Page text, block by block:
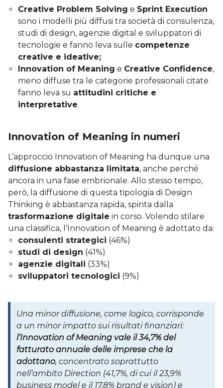
Creative Problem Solving e Sprint Execution
sono i modelli più diffusi tra società di consulenza,
studi di design, agenzie digital e sviluppatori di
tecnologie e fanno leva sulle competenze
creative e ideative;
Innovation of Meaning e Creative Confidence,
meno diffuse tra le categorie professionali citate
fanno leva su attitudini critiche e
interpretative.
Innovation of Meaning in numeri
L’approccio Innovation of Meaning ha dunque una
diffusione abbastanza limitata, anche perché
ancora in una fase embrionale. Allo stesso tempo,
però, la diffusione di questa tipologia di Design
Thinking è abbastanza rapida, spinta dalla
trasformazione digitale in corso. Volendo stilare
una classifica, l’Innovation of Meaning è adottato da:
consulenti strategici (46%)
studi di design (41%)
agenzie digitali (33%)
sviluppatori tecnologici (9%)
Una minor diffusione, come logico, corrisponde
a un minor impatto sui risultati finanziari:
l’Innovation of Meaning vale il 34,7% del
fatturato annuale delle imprese che la
adottano, concentrato soprattutto
nell’ambito Direction (41,7%, di cui il 23,9%
business model e il 17,8% brand e vision) e